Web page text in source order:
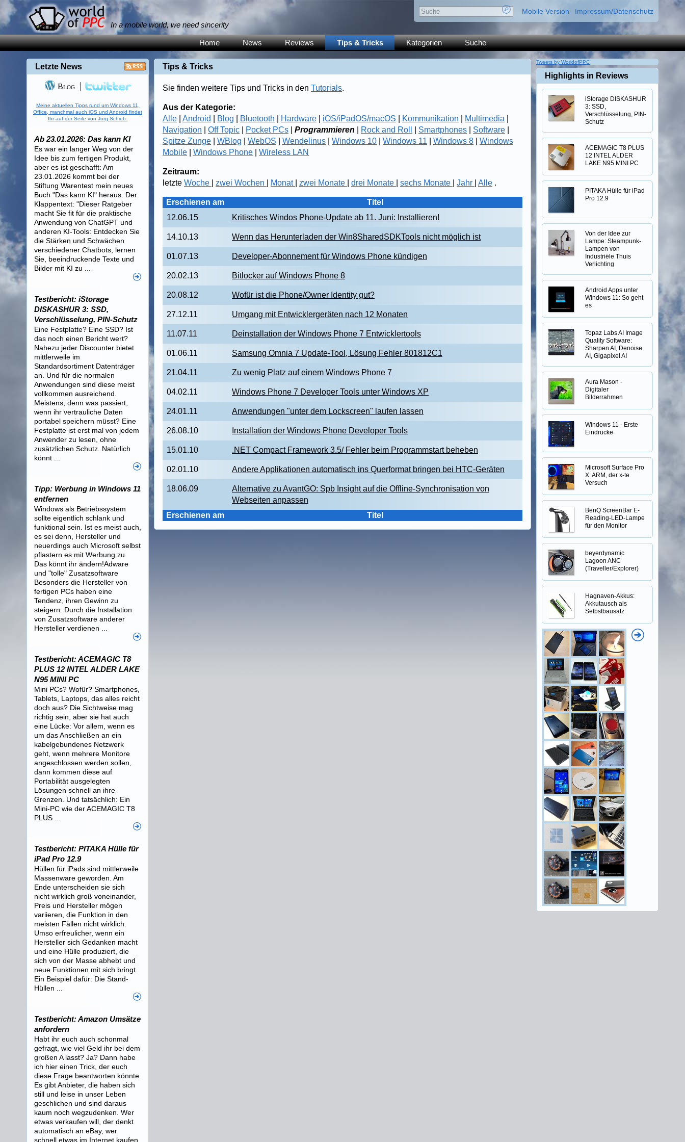
In a mobile world, we need sincerity
Mobile Version Impressum/Datenschutz
Home News Reviews Tips & Tricks Kategorien Suche
Tips & Tricks
Sie finden weitere Tips und Tricks in den Tutorials.
Aus der Kategorie:
Alle
Android Blog Bluetooth Hardware iOS/iPadOS/macOS Kommunikation Multimedia
Navigation
Off Topic Pocket PCs Programmieren Rock and Roll Smartphones Software
Spitze Zunge
WBlog WebOS Wendelinus Windows 10 Windows 11 Windows 8
Windows
Mobile
Windows Phone Wireless LAN
Zeitraum:
letzte Woche zwei Wochen Monat zwei Monate drei Monate sechs Monate Jahr Alle .
Erschienen am Titel
Erschienen am Titel
12.06.15 Kritisches Windos Phone-Update ab 11. Juni: Installieren!
14.10.13 Wenn das Herunterladen der Win8SharedSDKTools nicht möglich ist
01.07.13 Developer-Abonnement für Windows Phone kündigen
20.02.13 Bitlocker auf Windows Phone 8
20.08.12 Wofür ist die Phone/Owner Identity gut?
27.12.11 Umgang mit Entwicklergeräten nach 12 Monaten
11.07.11 Deinstallation der Windows Phone 7 Entwicklertools
01.06.11 Samsung Omnia 7 Update-Tool, Lösung Fehler 801812C1
21.04.11 Zu wenig Platz auf einem Windows Phone 7
04.02.11 Windows Phone 7 Developer Tools unter Windows XP
24.01.11 Anwendungen "unter dem Lockscreen" laufen lassen
26.08.10 Installation der Windows Phone Developer Tools
15.01.10 .NET Compact Framework 3.5/ Fehler beim Programmstart beheben
02.01.10 Andere Applikationen automatisch ins Querformat bringen bei HTC-Geräten
18.06.09
Alternative zu AvantGO: Spb Insight auf die Offline-Synchronisation von
Webseiten anpassen
Letzte News
Blog
Meine aktuellen Tipps rund um Windows 11,
Office, manchmal auch iOS und Android findet
Ihr auf der Seite von Jörg Schieb.
Ab 23.01.2026: Das kann KI
Es war ein langer Weg von der
Idee bis zum fertigen Produkt,
aber es ist geschafft: Am
23.01.2026 kommt bei der
Stiftung Warentest mein neues
Buch "Das kann KI" heraus. Der
Klappentext: "Dieser Ratgeber
macht Sie fit für die praktische
Anwendung von ChatGPT und
anderen KI-Tools: Entdecken Sie
die Stärken und Schwächen
verschiedener Chatbots, lernen
Sie, beeindruckende Texte und
Bilder mit KI zu ...
Testbericht: iStorage
DISKASHUR 3: SSD,
Verschlüsselung, PIN-Schutz
Eine Festplatte? Eine SSD? Ist
das noch einen Bericht wert?
Nahezu jeder Discounter bietet
mittlerweile im
Standardsortiment Datenträger
an. Und für die normalen
Anwendungen sind diese meist
vollkommen ausreichend.
Meistens, denn was passiert,
wenn ihr vertrauliche Daten
portabel speichern müsst? Eine
Festplatte ist erst mal von jedem
Anwender zu lesen, ohne
zusätzlichen Schutz. Natürlich
könnt ...
Tipp: Werbung in Windows 11
entfernen
Windows als Betriebssystem
sollte eigentlich schlank und
funktional sein. Ist es meist auch,
es sei denn, Hersteller und
neuerdings auch Microsoft selbst
pflastern es mit Werbung zu.
Das könnt ihr ändern!Adware
und "tolle" Zusatzsoftware
Besonders die Hersteller von
fertigen PCs haben eine
Tendenz, ihren Gewinn zu
steigern: Durch die Installation
von Zusatzsoftware anderer
Hersteller verdienen ...
Testbericht: ACEMAGIC T8
PLUS 12 INTEL ALDER LAKE
N95 MINI PC
Mini PCs? Wofür? Smartphones,
Tablets, Laptops, das alles reicht
doch aus? Die Sichtweise mag
richtig sein, aber sie hat auch
eine Lücke: Vor allem, wenn es
um das Anschließen an ein
kabelgebundenes Netzwerk
geht, wenn mehrere Monitore
angeschlossen werden sollen,
dann kommen diese auf
Portabilität ausgelegten
Lösungen schnell an ihre
Grenzen. Und tatsächlich: Ein
Mini-PC wie der ACEMAGIC T8
PLUS ...
Testbericht: PITAKA Hülle für
iPad Pro 12.9
Hüllen für iPads sind mittlerweile
Massenware geworden. Am
Ende unterscheiden sie sich
nicht wirklich groß voneinander,
Preis und Hersteller mögen
variieren, die Funktion in den
meisten Fällen nicht wirklich.
Umso erfreulicher, wenn ein
Hersteller sich Gedanken macht
und eine Hülle produziert, die
sich von der Masse abhebt und
neue Funktionen mit sich bringt.
Ein Beispiel dafür: Die Stand-
Hüllen ...
Testbericht: Amazon Umsätze
anfordern
Habt ihr euch auch schonmal
gefragt, wie viel Geld ihr bei dem
großen A lasst? Ja? Dann habe
ich hier einen Trick, der euch
diese Frage beantworten könnte.
Es gibt Anbieter, die haben sich
still und leise in unser Leben
geschlichen und sind daraus
kaum noch wegzudenken. Wer
etwas verkaufen will, der denkt
automatisch an eBay, wer
schnell etwas im Internet kaufen
Tweets by WorldofPPC
Highlights in Reviews
iStorage DISKASHUR
3: SSD,
Verschlüsselung, PIN-
Schutz
ACEMAGIC T8 PLUS
12 INTEL ALDER
LAKE N95 MINI PC
PITAKA Hülle für iPad
Pro 12.9
Von der Idee zur
Lampe: Steampunk-
Lampen von
Industriële Thuis
Verlichting
Android Apps unter
Windows 11: So geht
es
Topaz Labs AI Image
Quality Software:
Sharpen AI, Denoise
AI, Gigapixel AI
Aura Mason -
Digitaler
Bilderrahmen
Windows 11 - Erste
Eindrücke
Microsoft Surface Pro
X: ARM, der x-te
Versuch
BenQ ScreenBar E-
Reading-LED-Lampe
für den Monitor
beyerdynamic
Lagoon ANC
(Traveller/Explorer)
Hagnaven-Akkus:
Akkutausch als
Selbstbausatz